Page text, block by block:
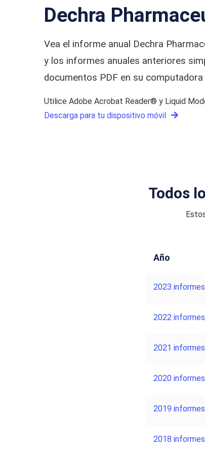
Dechra
Vea el informe anual Dechra
y los informes anuales anteriores
documentos PDF en su
Utilice Adobe Acrobat Reader® y Liquid
Descarga para tu dispositivo móvil
Todos
Año
2023
2022
2021
2020
2019
2018